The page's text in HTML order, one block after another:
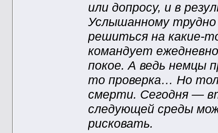
или допросу, и в
Услышанному
решиться на какие-
командует
покое. А ведь немцы
то проверка… Но
смерти. Сегодня —
следующей среды
рисковать.